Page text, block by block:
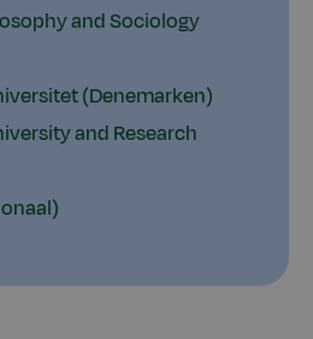
and Sociology
(Denemarken)
and Research